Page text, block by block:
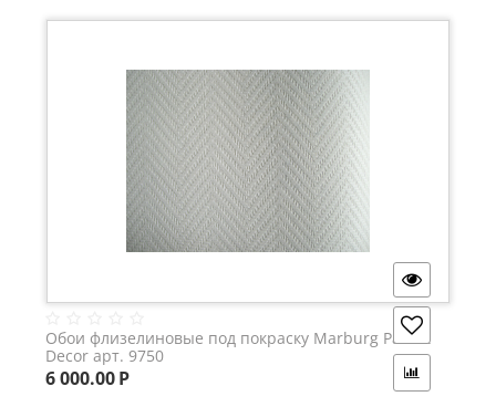
Обои флизелиновые под покраску Marburg Patent
Decor арт. 9750
6 000.00Р